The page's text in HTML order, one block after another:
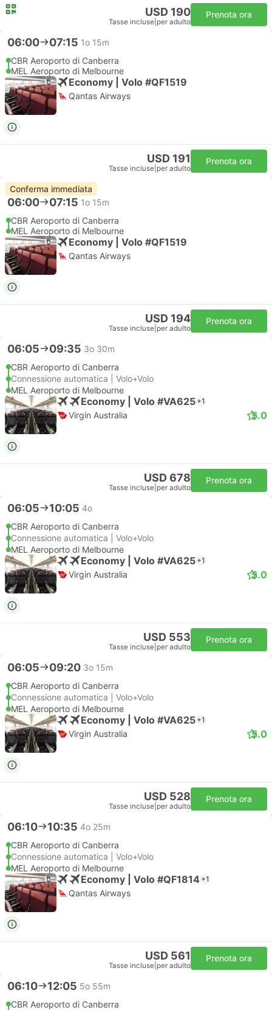
USD 190
Tasse incluse per adulto
Prenota ora
06:00 07:15 1o 15m
CBR Aeroporto di Canberra
MEL Aeroporto di Melbourne
Economy | Volo #QF1519
Qantas Airways
USD 191
Tasse incluse per adulto
Prenota ora
Conferma immediata
06:00 07:15 1o 15m
CBR Aeroporto di Canberra
MEL Aeroporto di Melbourne
Economy | Volo #QF1519
Qantas Airways
USD 194
Tasse incluse per adulto
Prenota ora
06:05 09:35 3o 30m
CBR Aeroporto di Canberra
Connessione automatica | Volo+Volo
MEL Aeroporto di Melbourne
Economy | Volo #VA625 +1
Virgin Australia 5.0
USD 678
Tasse incluse per adulto
Prenota ora
06:05 10:05 4o
CBR Aeroporto di Canberra
Connessione automatica | Volo+Volo
MEL Aeroporto di Melbourne
Economy | Volo #VA625 +1
Virgin Australia 5.0
USD 553
Tasse incluse per adulto
Prenota ora
06:05 09:20 3o 15m
CBR Aeroporto di Canberra
Connessione automatica | Volo+Volo
MEL Aeroporto di Melbourne
Economy | Volo #VA625 +1
Virgin Australia 5.0
USD 528
Tasse incluse per adulto
Prenota ora
06:10 10:35 4o 25m
CBR Aeroporto di Canberra
Connessione automatica | Volo+Volo
MEL Aeroporto di Melbourne
Economy | Volo #QF1814 +1
Qantas Airways
USD 561
Tasse incluse per adulto
Prenota ora
06:10 12:05 5o 55m
CBR Aeroporto di Canberra